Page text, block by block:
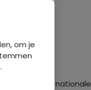
de nationale
om je